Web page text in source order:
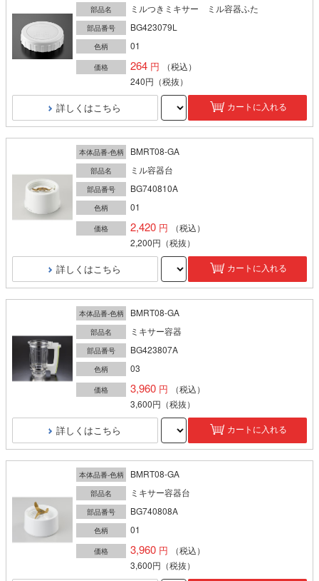
部品名 ミルつきミキサー ミル容器ふた
部品番号 BG423079L
色柄 01
価格 264
（税込）
240円 （税抜）
詳しくはこちら カートに入れる
本体品番-色柄 BMRT08-GA
部品名 ミル容器台
部品番号 BG740810A
色柄 01
価格 2,420
（税込）
2,200円 （税抜）
詳しくはこちら カートに入れる
本体品番-色柄 BMRT08-GA
部品名 ミキサー容器
部品番号 BG423807A
色柄 03
価格 3,960
（税込）
3,600円 （税抜）
詳しくはこちら カートに入れる
本体品番-色柄 BMRT08-GA
部品名 ミキサー容器台
部品番号 BG740808A
色柄 01
価格 3,960
（税込）
3,600円 （税抜）